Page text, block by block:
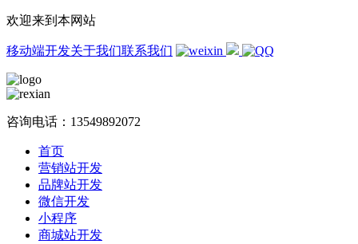
欢迎来到本网站
移动端开发关于我们联系我们
咨询电话： 13549892072
首页
营销站开发
品牌站开发
微信开发
小程序
商城站开发